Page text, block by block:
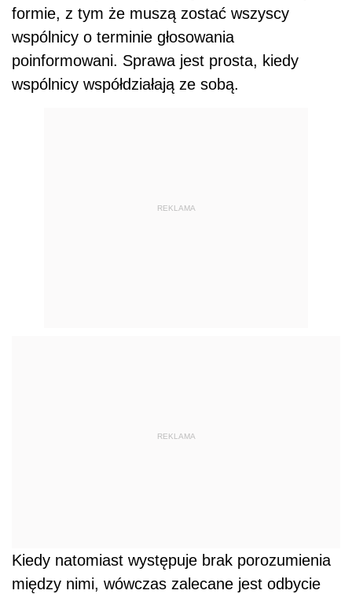
formie, z tym że muszą zostać wszyscy
wspólnicy o terminie głosowania
poinformowani. Sprawa jest prosta, kiedy
wspólnicy współdziałają ze sobą.
REKLAMA
REKLAMA
Kiedy natomiast występuje brak porozumienia
między nimi, wówczas zalecane jest odbycie